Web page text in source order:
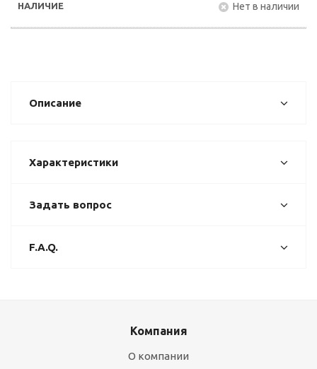
Нет в наличии
Описание
Характеристики
Задать вопрос
F.A.Q.
Компания
О компании